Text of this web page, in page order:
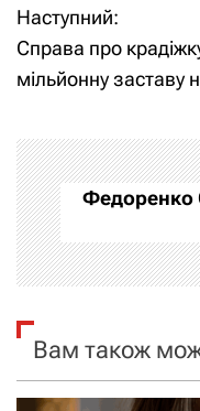
в
і
а
ц
і
Наступний:
Справа про
мільйонну заставу
Федоренко
Вам також